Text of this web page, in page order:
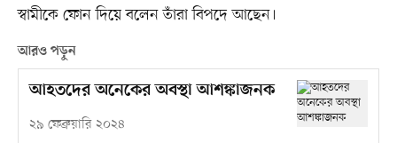
স্বামীকে ফোন দিয়ে বলেন তাঁরা বিপদে আছেন।
আরও পড়ুন
আহতদের অনেকের অবস্থা আশঙ্কাজনক
২৯ ফেব্রুয়ারি ২০২৪